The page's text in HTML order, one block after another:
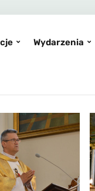
Wydarzenia